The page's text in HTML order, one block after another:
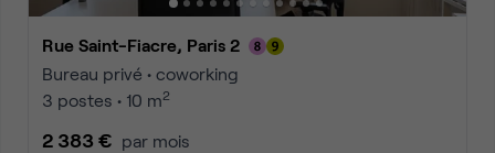
Rue Saint-Fiacre, Paris 2
Bureau privé • coworking
3 postes • 10 m2
2 383 € par mois